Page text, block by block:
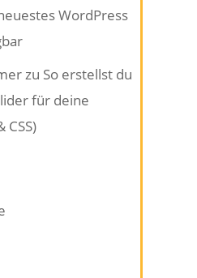
WordPress
zu So erstellst du
für deine
CSS)